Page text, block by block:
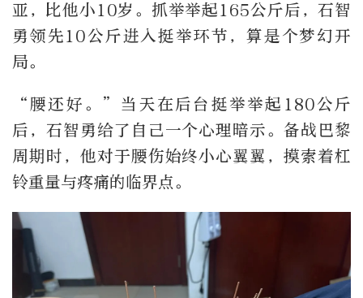
亚，比他小10岁。抓举举起165公斤后，石智
勇领先10公斤进入挺举环节，算是个梦幻开
局。
“腰还好。”当天在后台挺举举起180公斤
后，石智勇给了自己一个心理暗示。备战巴黎
周期时，他对于腰伤始终小心翼翼，摸索着杠
铃重量与疼痛的临界点。